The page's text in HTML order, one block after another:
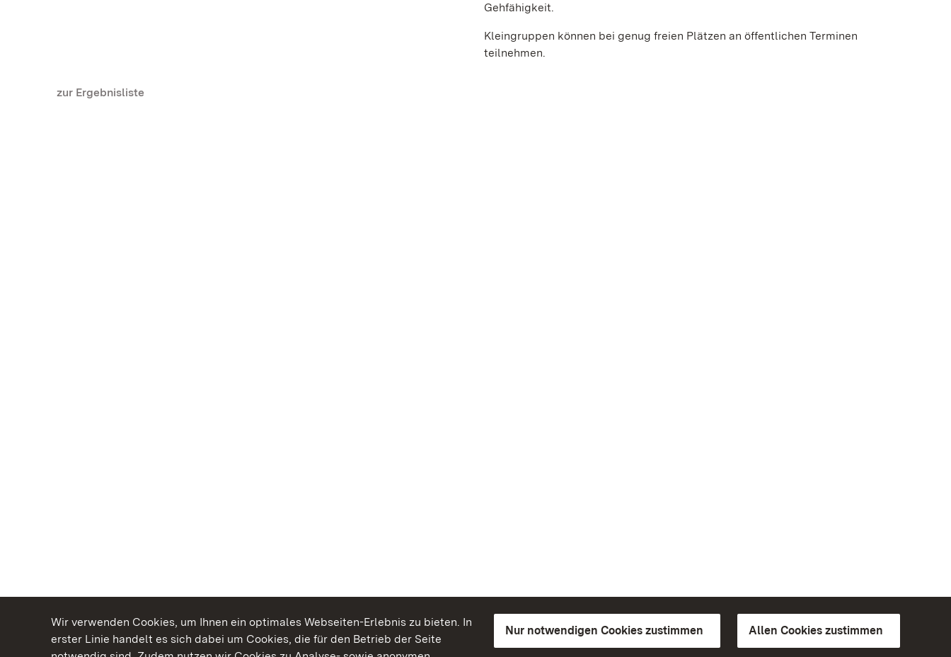
Wir verwenden Cookies, um Ihnen ein optimales Webseiten-Erlebnis zu bieten. In
erster Linie handelt es sich dabei um Cookies, die für den Betrieb der Seite
Nur notwendigen Cookies zustimmen Allen Cookies zustimmen
Gehfähigkeit.
Kleingruppen können bei genug freien Plätzen an öffentlichen Terminen
teilnehmen.
zur Ergebnisliste